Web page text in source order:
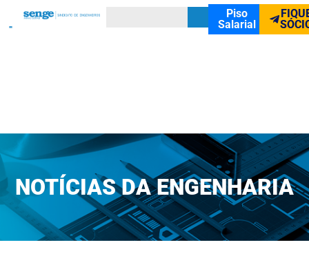
Piso
Salarial
NOTÍCIAS DA ENGENHARIA